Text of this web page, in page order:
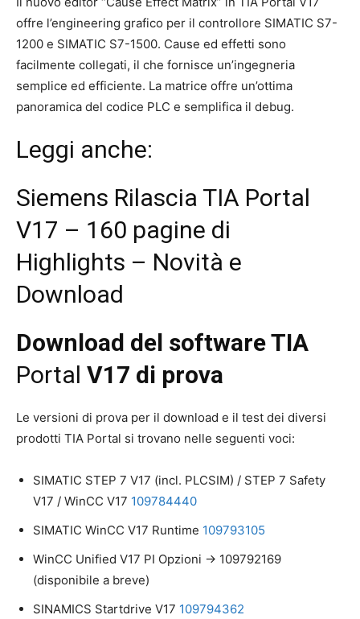
offre l’engineering grafico per il controllore SIMATIC S7-
1200 e SIMATIC S7-1500. Cause ed effetti sono
facilmente collegati, il che fornisce un’ingegneria
semplice ed efficiente. La matrice offre un’ottima
panoramica del codice PLC e semplifica il debug.
Leggi anche:
Siemens Rilascia TIA Portal
V17 – 160 pagine di
Highlights – Novità e
Download
Download del software TIA
Portal V17 di prova
Le versioni di prova per il download e il test dei diversi
prodotti TIA Portal si trovano nelle seguenti voci:
SIMATIC STEP 7 V17 (incl. PLCSIM) / STEP 7 Safety
V17 / WinCC V17 109784440
SIMATIC WinCC V17 Runtime 109793105
WinCC Unified V17 PI Opzioni -> 109792169
(disponibile a breve)
SINAMICS Startdrive V17 109794362